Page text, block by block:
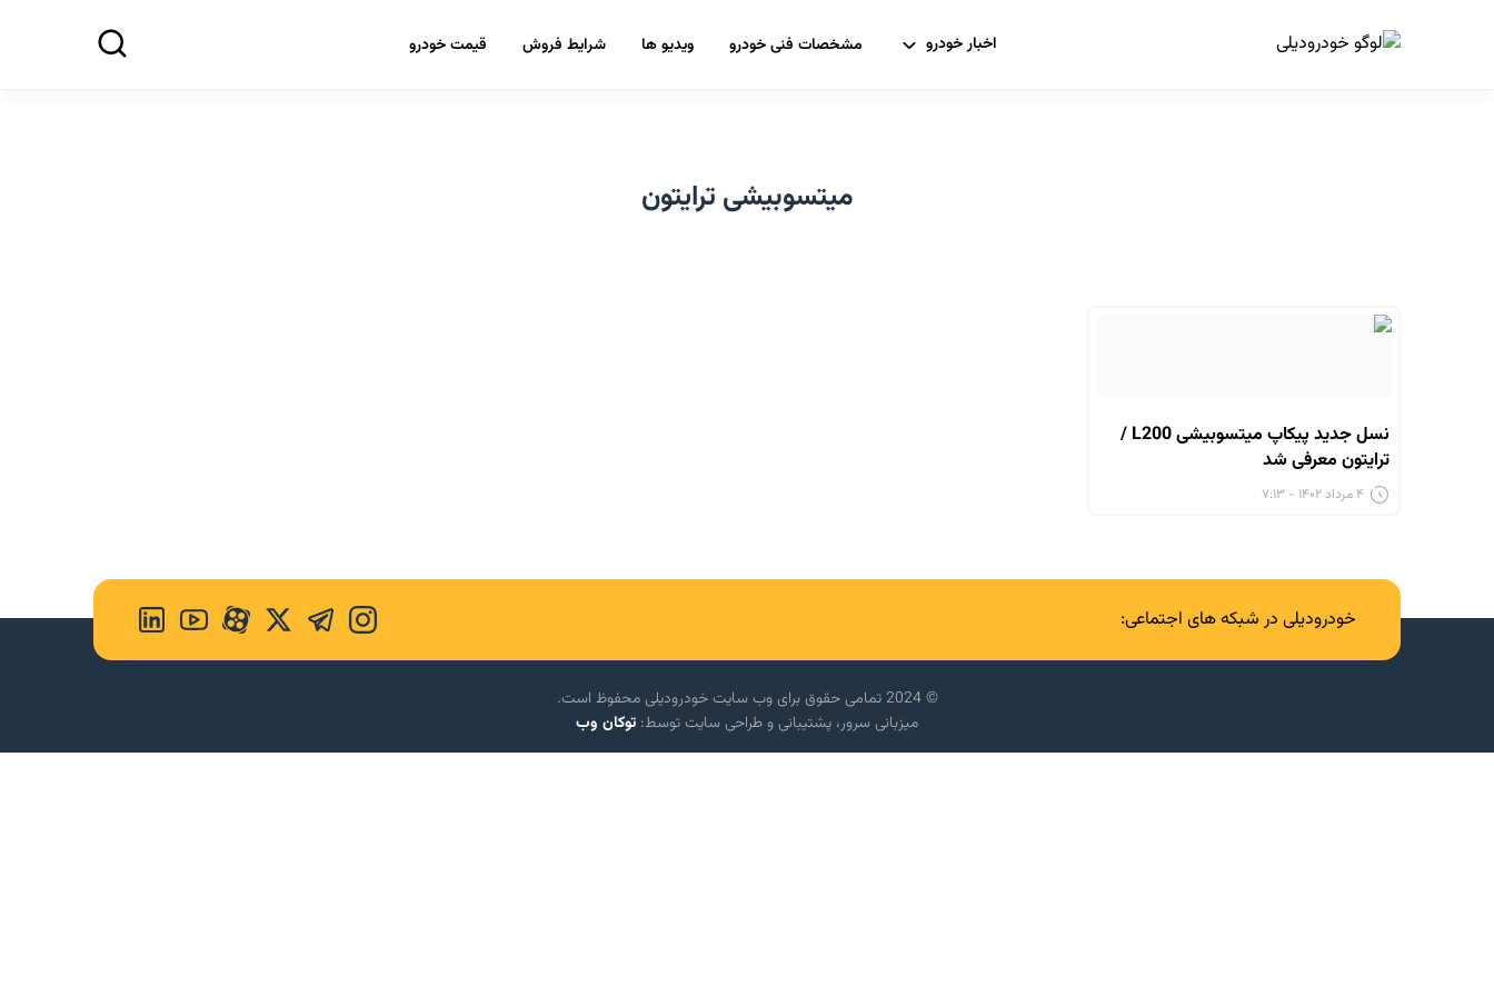
اخبار خودرو مشخصات فنی خودرو ویدیو ها شرایط فروش قیمت خودرو
میتسوبیشی ترایتون
نسل جدید پیکاپ میتسوبیشی L200 /
ترایتون معرفی شد
۴ مرداد ۱۴۰۲ - ۷:۱۳
خودرودیلی در شبکه های اجتماعی:
© 2024 تمامی حقوق برای وب سایت خودرودیلی محفوظ است.
میزبانی سرور، پشتیبانی و طراحی سایت توسط: توکان وب